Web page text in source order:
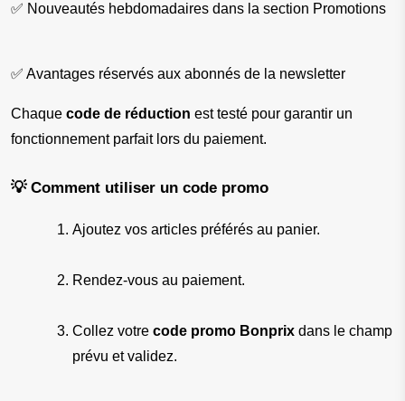
✅ Nouveautés hebdomadaires dans la section Promotions
✅ Avantages réservés aux abonnés de la newsletter
Chaque code de réduction est testé pour garantir un
fonctionnement parfait lors du paiement.
💡 Comment utiliser un code promo
Ajoutez vos articles préférés au panier.
Rendez-vous au paiement.
Collez votre code promo Bonprix dans le champ
prévu et validez.